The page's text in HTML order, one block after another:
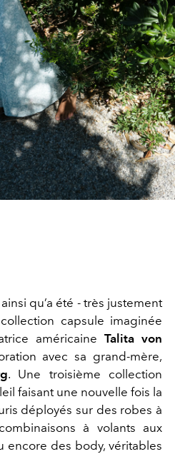
qu’a été - très justement
capsule imaginée
américaine Talita von
avec sa grand-mère,
. Une troisième collection
faisant une nouvelle fois la
déployés sur des robes à
à volants aux
encore des body, véritables